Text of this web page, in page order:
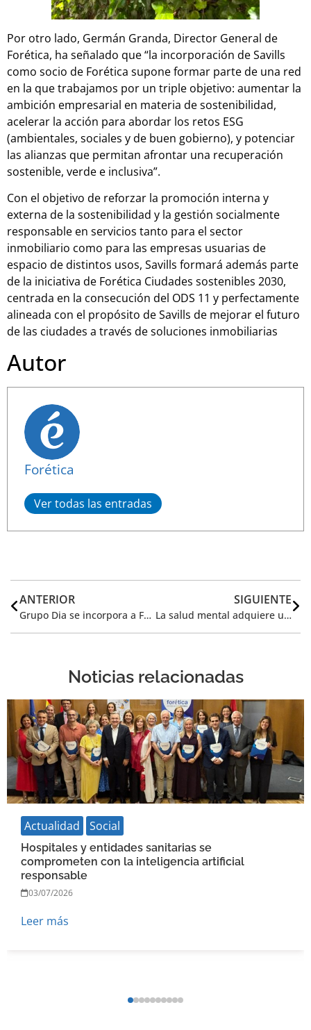
Por otro lado, Germán Granda, Director General de
Forética, ha señalado que “la incorporación de Savills
como socio de Forética supone formar parte de una red
en la que trabajamos por un triple objetivo: aumentar la
ambición empresarial en materia de sostenibilidad,
acelerar la acción para abordar los retos ESG
(ambientales, sociales y de buen gobierno), y potenciar
las alianzas que permitan afrontar una recuperación
sostenible, verde e inclusiva”.
Con el objetivo de reforzar la promoción interna y
externa de la sostenibilidad y la gestión socialmente
responsable en servicios tanto para el sector
inmobiliario como para las empresas usuarias de
espacio de distintos usos, Savills formará además parte
de la iniciativa de Forética Ciudades sostenibles 2030,
centrada en la consecución del ODS 11 y perfectamente
alineada con el propósito de Savills de mejorar el futuro
de las ciudades a través de soluciones inmobiliarias
Autor
Forética
Ver todas las entradas
ANTERIOR
Grupo Dia se incorpora a Forética como socio promotor para fortalecer su compromiso con la sostenibilidad
SIGUIENTE
La salud mental adquiere una importancia fundamental en la estrategia de las empresas
Noticias relacionadas
Actualidad Social
Hospitales y entidades sanitarias se
comprometen con la inteligencia artificial
responsable
03/07/2026
Leer más